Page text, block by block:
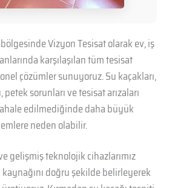
Vizyon Tesisat olarak ev, iş
karşılaşılan tüm tesisat
çözümler sunuyoruz. Su kaçakları,
petek sorunları ve tesisat arızaları
edilmediğinde daha büyük
neden olabilir.
gelişmiş teknolojik cihazlarımız
doğru şekilde belirleyerek